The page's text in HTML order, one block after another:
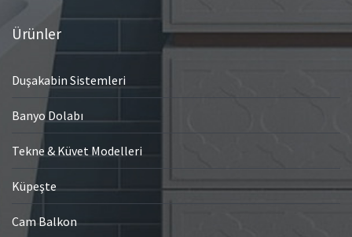
Ürünler
Duşakabin Sistemleri
Banyo Dolabı
Tekne & Küvet Modelleri
Küpeşte
Cam Balkon